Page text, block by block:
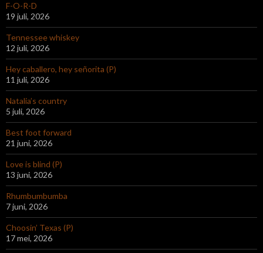
F-O-R-D
19 juli, 2026
Tennessee whiskey
12 juli, 2026
Hey caballero, hey señorita (P)
11 juli, 2026
Natalia’s country
5 juli, 2026
Best foot forward
21 juni, 2026
Love is blind (P)
13 juni, 2026
Rhumbumbumba
7 juni, 2026
Choosin’ Texas (P)
17 mei, 2026